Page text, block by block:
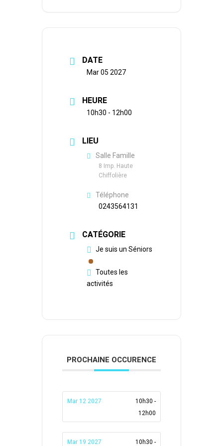
DATE
Mar 05 2027
HEURE
10h30 - 12h00
LIEU
Salle Famille
8 Imp. Haute
Chiffolière
Téléphone
0243564131
CATÉGORIE
Je suis un Séniors
Toutes les
activités
PROCHAINE OCCURENCE
Mar 12 2027
10h30 -
12h00
Mar 19 2027
10h30 -